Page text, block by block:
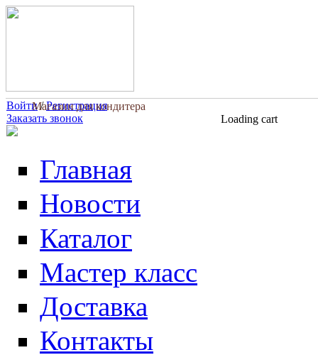
Перейти к основному содержанию
Магазин для кондитера
Войти/Регистрация
Заказать звонок
Loading cart
Главная
Новости
Каталог
Мастер класс
Доставка
Контакты